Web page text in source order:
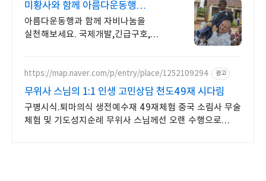
미황사와 함께 아름다운동행
대한불교조계종 설립 모금기관
아름다운동행과 함께 자비나눔을
실천해보세요. 국제개발,긴급구호,
https://map.naver.com/p/entry/place/1252109294 광고
무위사 스님의 1:1 인생 고민상담 천도49재 시다림
구병시식.퇴마의식 생전예수재 49재체험 중국 소림사 무술
체험 및 기도성지순례 무위사 스님께선 오랜 수행으로